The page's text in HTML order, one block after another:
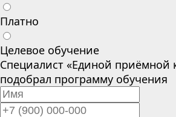
Платно
Целевое обучение
Специалист «Единой приёмной
подобрал программу обучения